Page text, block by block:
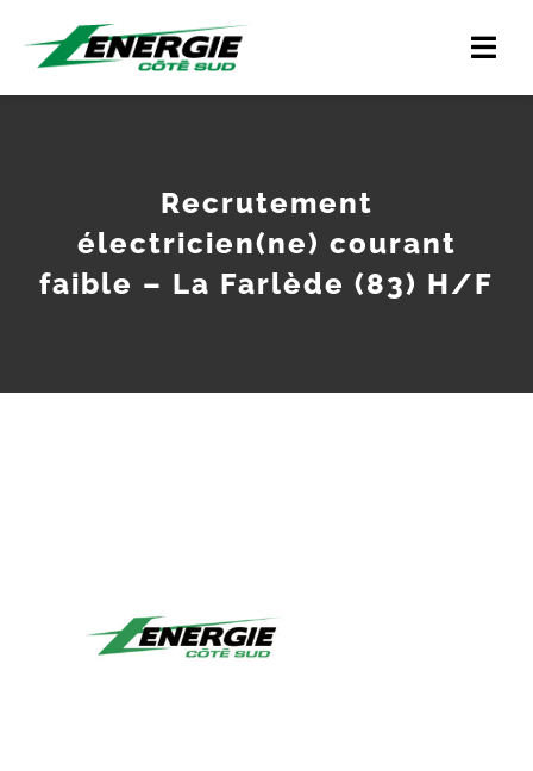
content
Actualités
Recrutement
électricien(ne) courant
faible – La Farlède (83) H/F